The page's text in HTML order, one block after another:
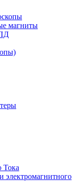
магниты
Тока
электромагнитного